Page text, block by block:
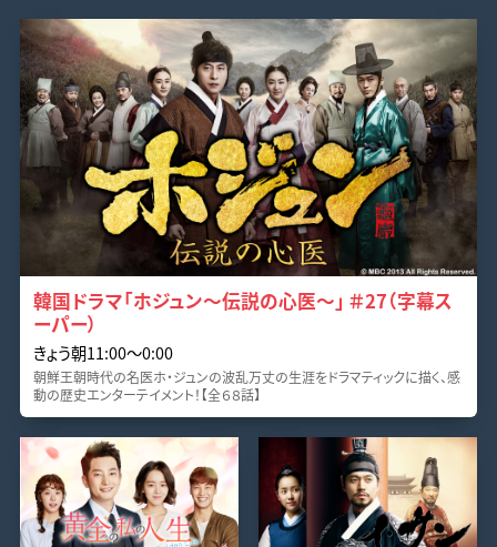
韓国ドラマ「ホジュン～伝説の心医～」 ＃27（字幕ス
ーパー）
きょう朝11:00〜0:00
朝鮮王朝時代の名医ホ・ジュンの波乱万丈の生涯をドラマティックに描く、感
動の歴史エンターテイメント！【全６８話】